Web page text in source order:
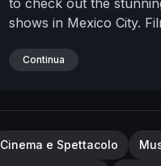
to check out the
shows in Mexico City.
Metallica.com.
Continua
Cinema e Spettacolo